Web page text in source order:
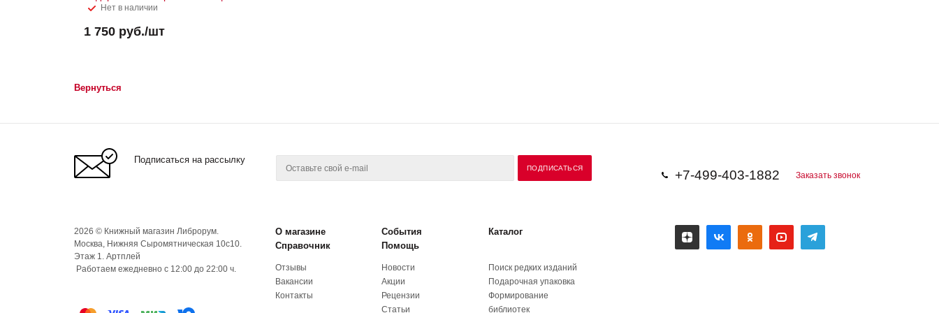
Нет в наличии
1 750 руб./шт
Вернуться
Подписаться на рассылку
+7-499-403-1882 Заказать звонок
2026 © Книжный магазин Либрорум.
Москва, Нижняя Сыромятническая 10с10.
Этаж 1. Артплей
Работаем ежедневно с 12:00 до 22:00 ч.
О магазине События
Каталог
Справочник
Помощь
Отзывы
Вакансии
Контакты
Новости
Акции
Рецензии
Статьи
Поиск редких изданий
Подарочная упаковка
Формирование
библиотек